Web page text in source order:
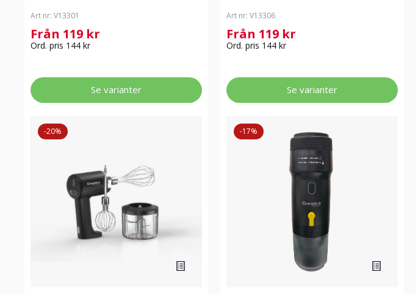
Art nr: V13301
Från 119 kr
Ord. pris 144 kr
Se varianter
Art nr: V13306
Från 119 kr
Ord. pris 144 kr
Se varianter
-20% -17%